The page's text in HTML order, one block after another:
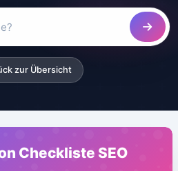
zur Übersicht
Checkliste SEO